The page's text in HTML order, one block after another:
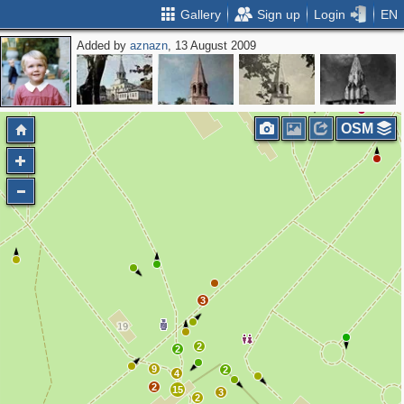
Gallery Sign up Login EN
Added byaznazn, 13 August 2009
2
2
3
2
15
4
9
2
2
3
3
2
OSM